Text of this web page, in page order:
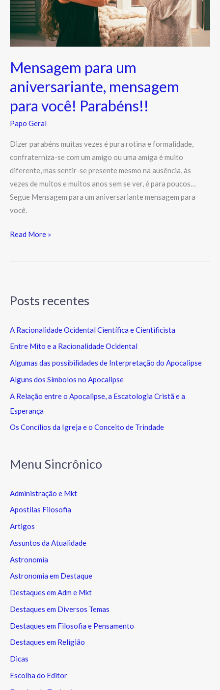
Mensagem para um
aniversariante, mensagem
para você! Parabéns!!
Papo Geral
Dizer parabéns muitas vezes é pura rotina e formalidade,
confraterniza-se com um amigo ou uma amiga é muito
diferente, mas sentir-se presente mesmo na ausência, às
vezes de muitos e muitos anos sem se ver, é para poucos…
Segue Mensagem para um aniversariante mensagem para
você.
Parabéns!!
Read More »
Posts recentes
A Racionalidade Ocidental Científica e Cientificista
Entre Mito e a Racionalidade Ocidental
Algumas das possibilidades de Interpretação do Apocalipse
Alguns dos Símbolos no Apocalipse
A Relação entre o Apocalipse, a Escatologia Cristã e a
Esperança
Os Concílios da Igreja e o Conceito de Trindade
Menu Sincrônico
Administração e Mkt
Apostilas Filosofia
Artigos
Assuntos da Atualidade
Astronomia
Astronomia em Destaque
Destaques em Adm e Mkt
Destaques em Diversos Temas
Destaques em Filosofia e Pensamento
Destaques em Religião
Dicas
Escolha do Editor